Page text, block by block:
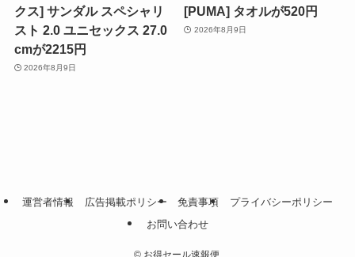
クス] サンダル スペシャリ
スト 2.0 ユニセックス 27.0
cmが2215円
2026年8月9日
[PUMA] タオルが520円
2026年8月9日
運営者情報 広告掲載ポリシー 免責事項
プライバシーポリシー
お問い合わせ
©お得セール速報便.